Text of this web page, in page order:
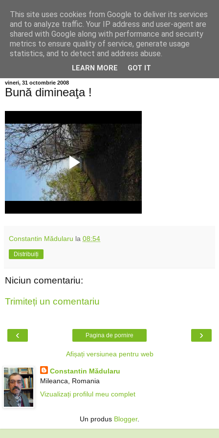
Info MILEANCA
BINE AȚI VENIT! *Jurnal online de informație și opinie;
Miercuri 05 August, 2026
vineri, 31 octombrie 2008
Bună dimineaţa !
Constantin Mădularu la 08:54
Distribuiți
Niciun comentariu:
Trimiteți un comentariu
‹ ›
Pagina de pornire
Afișați versiunea pentru web
Constantin Mădularu
Mileanca, Romania
Vizualizați profilul meu complet
Un produs Blogger.
This site uses cookies from Google to deliver its services
and to analyze traffic. Your IP address and user-agent are
shared with Google along with performance and security
metrics to ensure quality of service, generate usage
statistics, and to detect and address abuse.
LEARN MORE GOT IT